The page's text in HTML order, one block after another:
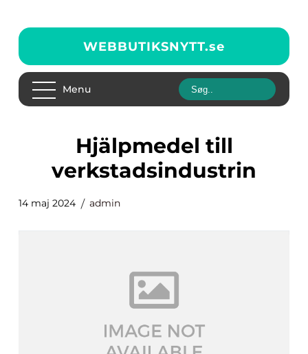
WEBBUTIKSNYTT.se
Menu
hjälpmedel till
verkstadsindustrin
14 maj 2024 admin